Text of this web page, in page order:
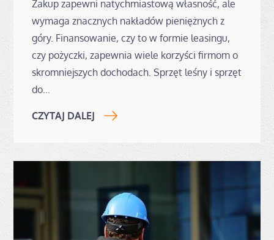
Zakup zapewni natychmiastową własność, ale
wymaga znacznych nakładów pieniężnych z
góry. Finansowanie, czy to w formie leasingu,
czy pożyczki, zapewnia wiele korzyści firmom o
skromniejszych dochodach. Sprzęt leśny i sprzęt
do…
CZYTAJ DALEJ